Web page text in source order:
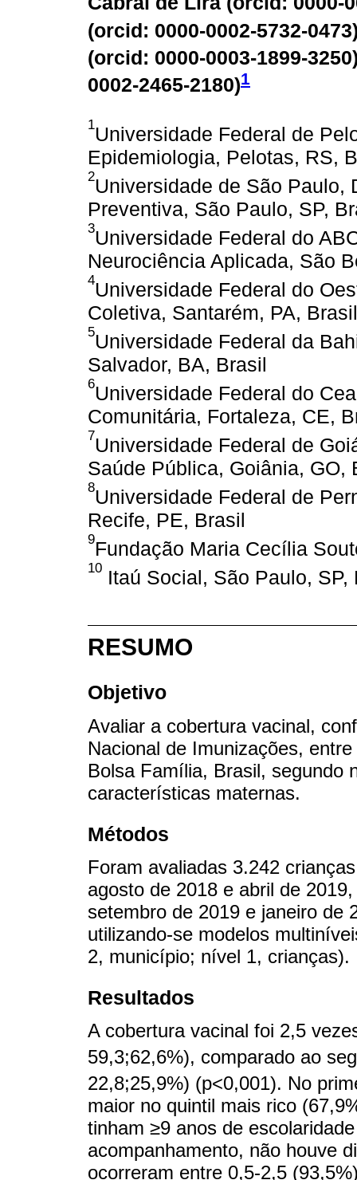
(orcid: 0000-0002-5732-0473
(orcid: 0000-0003-1899-3250
0002-2465-2180)1
1Universidade Federal de
Epidemiologia, Pelotas, RS,
2Universidade de São Paulo,
Preventiva, São Paulo, SP,
3Universidade Federal do
Neurociência Aplicada, São
4Universidade Federal do
Coletiva, Santarém, PA, Brasil
5Universidade Federal da
Salvador, BA, Brasil
6Universidade Federal do
Comunitária, Fortaleza, CE,
7Universidade Federal de
Saúde Pública, Goiânia, GO,
8Universidade Federal de
Recife, PE, Brasil
9Fundação Maria Cecília
10 Itaú Social, São Paulo, SP,
RESUMO
Objetivo
Avaliar a cobertura vacinal,
Nacional de Imunizações,
Bolsa Família, Brasil, segundo
características maternas.
Métodos
Foram avaliadas 3.242
agosto de 2018 e abril de
setembro de 2019 e janeiro de
utilizando-se modelos
2, município; nível 1, crianças).
Resultados
A cobertura vacinal foi 2,5
59,3;62,6%), comparado ao
22,8;25,9%) (p<0,001). No
maior no quintil mais rico
tinham ≥9 anos de
acompanhamento, não houve
ocorreram entre 0,5-2,5